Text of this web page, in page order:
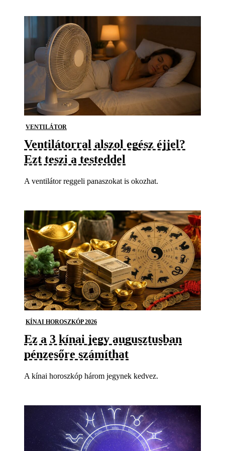
VENTILÁTOR
Ventilátorral alszol egész éjjel?
Ezt teszi a testeddel
A ventilátor reggeli panaszokat is okozhat.
KÍNAI HOROSZKÓP 2026
Ez a 3 kínai jegy augusztusban
pénzesőre számíthat
A kínai horoszkóp három jegynek kedvez.